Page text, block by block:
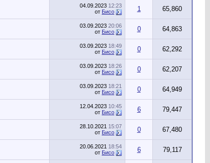
04.09.2023 12:23
от Бисо 1 65,860
03.09.2023 20:06
от Бисо 0 64,863
03.09.2023 18:49
от Бисо 0 62,292
03.09.2023 18:26
от Бисо 0 62,207
03.09.2023 18:21
от Бисо 0 64,949
12.04.2023 10:45
от Бисо 6 79,447
28.10.2021 15:07
от Бисо 0 67,480
20.06.2021 18:54
от Бисо 6 79,117